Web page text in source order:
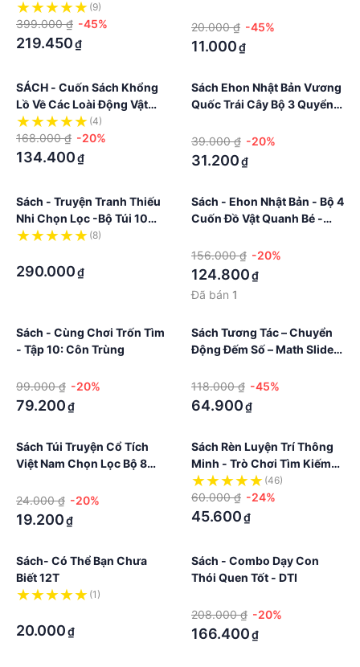
(9)
399.000 ₫ -45%
219.450₫
Vồng Trái Cây - Colorful
Fruit Rainbow
20.000 ₫ -45%
11.000₫
SÁCH - Cuốn Sách Khổng
Lồ Về Các Loài Động Vật
Biển
(4)
168.000 ₫ -20%
134.400₫
Sách Ehon Nhật Bản Vương
Quốc Trái Cây Bộ 3 Quyển,
39.000 ₫ -20%
31.200₫
Sách - Truyện Tranh Thiếu
Nhi Chọn Lọc -Bộ Túi 10
Quyển Song Ngữ
(8)
290.000₫
Sách - Ehon Nhật Bản - Bộ 4
Cuốn Đồ Vật Quanh Bé -
156.000 ₫ -20%
124.800₫
Đã bán 1
Sách - Cùng Chơi Trốn Tìm
- Tập 10: Côn Trùng
99.000 ₫ -20%
79.200₫
Sách Tương Tác – Chuyển
Động Đếm Số – Math Slide –
118.000 ₫ -45%
64.900₫
Sách Túi Truyện Cổ Tích
Việt Nam Chọn Lọc Bộ 8
24.000 ₫ -20%
19.200₫
Sách Rèn Luyện Trí Thông
Minh - Trò Chơi Tìm Kiếm
Phát Triển Tư Duy
(46)
60.000 ₫ -24%
45.600₫
Sách- Có Thể Bạn Chưa
Biết 12T
(1)
20.000₫
Sách - Combo Dạy Con
Thói Quen Tốt - DTI
208.000 ₫ -20%
166.400₫